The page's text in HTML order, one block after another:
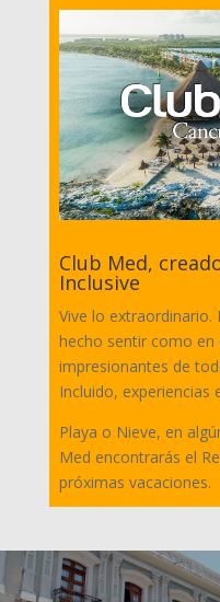
Club Med,
Inclusive
Vive lo extraordinario.
hecho sentir como en
impresionantes de
Incluido, experiencias
Playa o Nieve, en
Med encontrarás el
próximas vacaciones.